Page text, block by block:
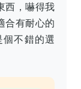
西，嚇得我
合有耐心的
不錯的選